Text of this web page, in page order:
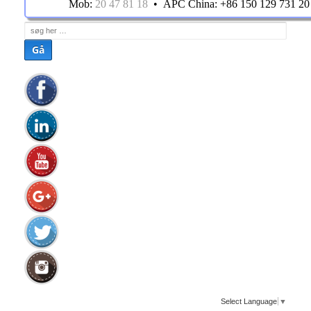
Mob: 20 47 81 18 • APC China: +86 150 129 731
efter:
Select Language ▼